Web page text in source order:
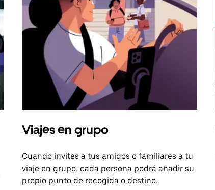
Viajes en grupo
Cuando invites a tus amigos o familiares a tu
viaje en grupo, cada persona podrá añadir su
propio punto de recogida o destino.